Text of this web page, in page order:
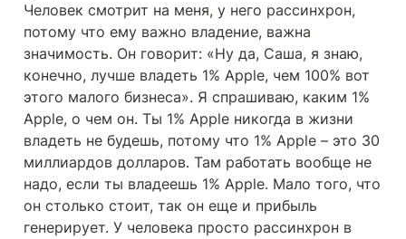
Человек смотрит на меня, у него рассинхрон,
потому что ему важно владение, важна
значимость. Он говорит: «Ну да, Саша, я знаю,
конечно, лучше владеть 1% Apple, чем 100% вот
этого малого бизнеса». Я спрашиваю, каким 1%
Apple, о чем он. Ты 1% Apple никогда в жизни
владеть не будешь, потому что 1% Apple – это 30
миллиардов долларов. Там работать вообще не
надо, если ты владеешь 1% Apple. Мало того, что
он столько стоит, так он еще и прибыль
генерирует. У человека просто рассинхрон в